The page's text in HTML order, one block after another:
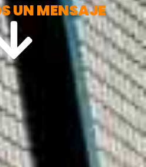
UN MENSAJE